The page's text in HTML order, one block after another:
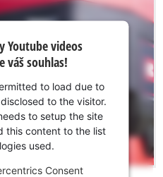
Youtube videos
váš souhlas!
to load due to
to the visitor.
to setup the site
this content to the list
used.
Consent